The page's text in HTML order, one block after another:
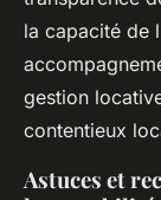
la capacité de
gestion
contentieux
Astuces et